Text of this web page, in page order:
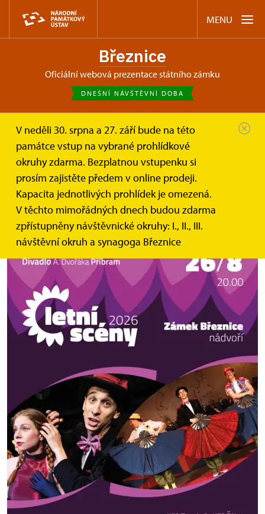
MENU
Březnice
oficiální webová prezentace státního zámku
DNEŠNÍ NÁVŠTĚVNÍ DOBA
V neděli 30. srpna a 27. září bude na této
památce vstup na vybrané prohlídkové
okruhy zdarma. Bezplatnou vstupenku si
prosím zajistěte předem v online prodeji.
Kapacita jednotlivých prohlídek je omezená.
V těchto mimořádných dnech budou zdarma
zpřístupněny návštěvnické okruhy: I., II., III.
návštěvní okruh a synagoga Březnice
Březnice Akce Kdyby tisíc klarinetů – divadlo na...
Kdyby tisíc klarinetů – divadlo na
nádvoří zámku Březnice